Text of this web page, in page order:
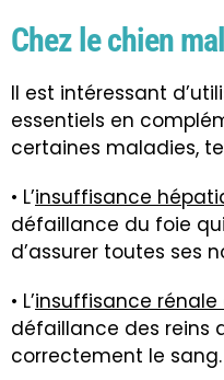
Chez le chien
Il est intéressant
essentiels en
certaines maladies,
• L’insuffisance
défaillance du foie
d’assurer toutes ses
• L’insuffisance rénale
défaillance des reins
correctement le sang.